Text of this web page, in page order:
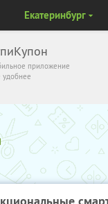
приложение
Екатеринбург